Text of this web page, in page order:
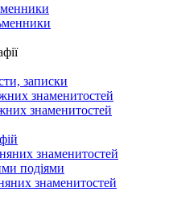
записки
знаменитостей
знаменитостей
знаменитостей
подіями
знаменитостей